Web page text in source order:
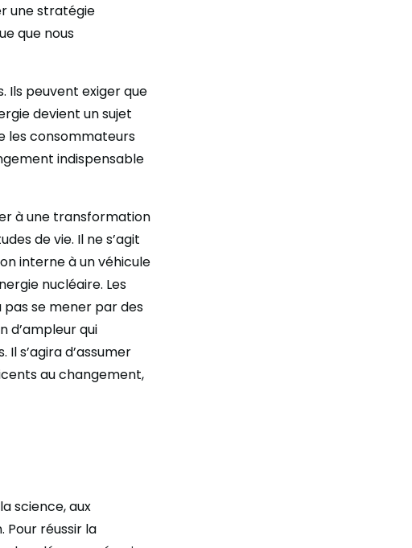
une stratégie
que nous
Ils peuvent exiger que
devient un sujet
les consommateurs
indispensable
à une transformation
de vie. Il ne s’agit
interne à un véhicule
nucléaire. Les
se mener par des
d’ampleur qui
s’agira d’assumer
au changement,
science, aux
Pour réussir la